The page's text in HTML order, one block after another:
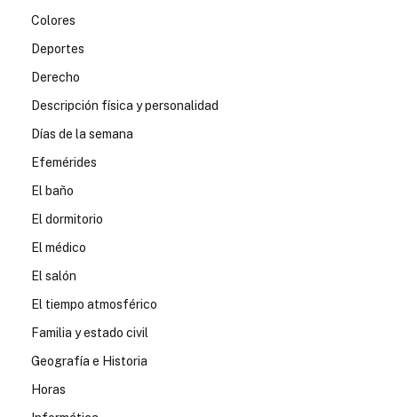
Colores
Deportes
Derecho
Descripción física y personalidad
Días de la semana
Efemérides
El baño
El dormitorio
El médico
El salón
El tiempo atmosférico
Familia y estado civil
Geografía e Historia
Horas